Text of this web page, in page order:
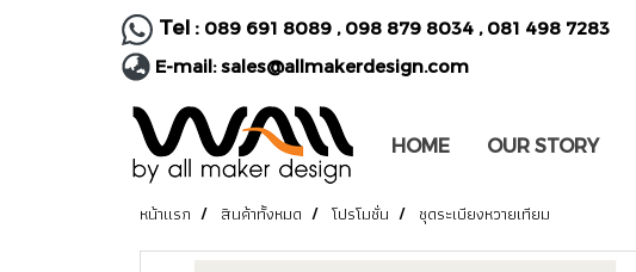
Tel : 089 691 8089 , 098 879 8034 , 081 498 7283
E-mail:sales@allmakerdesign.com
HOME OUR STORY
หน้าแรก สินค้าทั้งหมด โปรโมชั่น ชุดระเบียงหวายเทียม